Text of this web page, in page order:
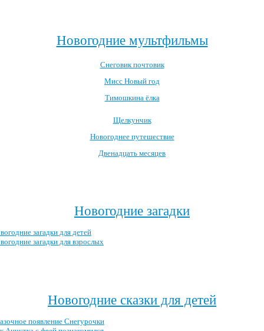
Новогодние мультфильмы
Снеговик почтовик
Мисс Новый год
Тимошкина ёлка
Щелкунчик
Новогоднее путешествие
Двенадцать месяцев
Новогодние загадки
загадки для детей
загадки для взрослых
Новогодние сказки для детей
появление Снегурочки